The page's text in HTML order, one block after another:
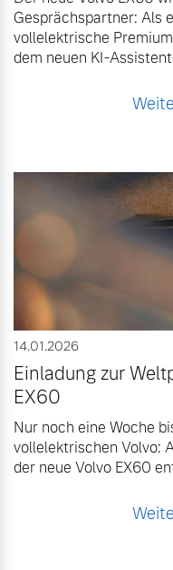
Gesprächspartner: Als
vollelektrische
dem neuen KI-
14.01.2026
Einladung zur
EX60
Nur noch eine Woche
vollelektrischen Volvo:
der neue Volvo EX60